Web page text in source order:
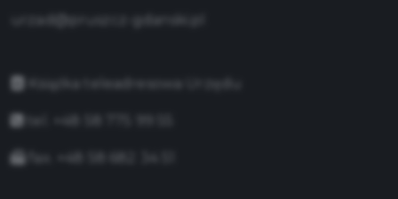
urzad@pruszcz-gdanski.pl
Książka teleadresowa Urzędu